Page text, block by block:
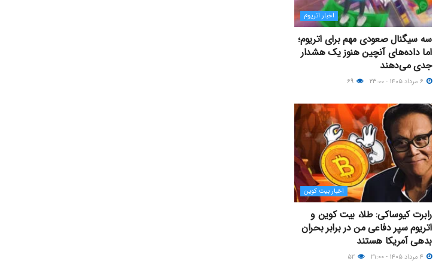
اخبار اتریوم
سه سیگنال صعودی مهم برای اتریوم؛
اما داده‌های آنچین هنوز یک هشدار
جدی می‌دهند
اخبار بیت کوین
رابرت کیوساکی: طلا، بیت کوین و
اتریوم سپر دفاعی من در برابر بحران
بدهی آمریکا هستند